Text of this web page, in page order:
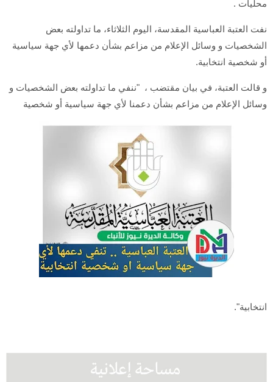
محليات .
نفت العتبة العباسية المقدسة، اليوم الثلاثاء، ما تداولته بعض
الشخصيات و وسائل الإعلام من مزاعم بشأن دعمها لأي جهة سياسية
أو شخصية انتخابية.
و قالت العتبة، في بيان مقتضب ، "ننفي ما تداولته بعض الشخصيات و
وسائل الإعلام من مزاعم بشأن دعمنا لأي جهة سياسية أو شخصية
انتخابية".